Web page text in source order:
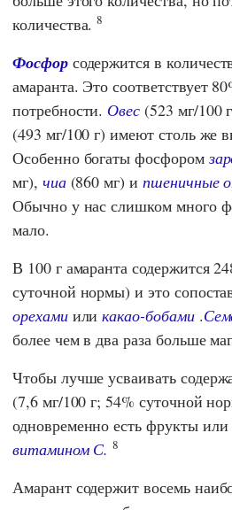
количества.8
Фосфорсодержится в
амаранта. Это соответствует
потребности. Овес (523 мг/100
(493 мг/100 г) имеют столь же
Особенно богаты фосфором
мг), чиа(860 мг) и пшеничные
Обычно у нас слишком много
мало.
В 100 г амаранта содержится
суточной нормы) и это
орехамииликакао-бобами.
более чем в два раза больше
Чтобы лучше усваивать
(7,6 мг/100 г; 54% суточной
одновременно есть фрукты
витамином С. 8
Амарант содержит восемь